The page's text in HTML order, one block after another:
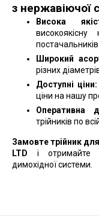
з нержавіючої
Висока
постачальників.
Широкий
різних
Доступні ціни:
ціни на нашу
Оперативна
трійників по
Замовте трійник
LTD і отримайте
димохідної системи.